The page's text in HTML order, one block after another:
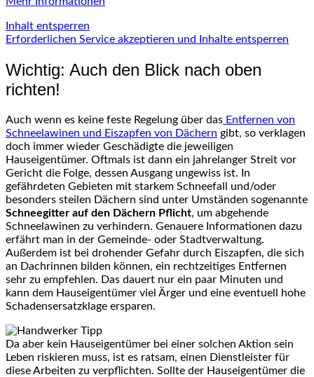
Inhalt entsperren
Erforderlichen Service akzeptieren und Inhalte entsperren
Wichtig: Auch den Blick nach oben
richten!
Auch wenn es keine feste Regelung über das Entfernen von
Schneelawinen und Eiszapfen von Dächern gibt, so verklagen
doch immer wieder Geschädigte die jeweiligen
Hauseigentümer. Oftmals ist dann ein jahrelanger Streit vor
Gericht die Folge, dessen Ausgang ungewiss ist. In
gefährdeten Gebieten mit starkem Schneefall und/oder
besonders steilen Dächern sind unter Umständen sogenannte
Schneegitter auf den Dächern Pflicht, um abgehende
Schneelawinen zu verhindern. Genauere Informationen dazu
erfährt man in der Gemeinde- oder Stadtverwaltung.
Außerdem ist bei drohender Gefahr durch Eiszapfen, die sich
an Dachrinnen bilden können, ein rechtzeitiges Entfernen
sehr zu empfehlen. Das dauert nur ein paar Minuten und
kann dem Hauseigentümer viel Ärger und eine eventuell hohe
Schadensersatzklage ersparen.
Da aber kein Hauseigentümer bei einer solchen Aktion sein
Leben riskieren muss, ist es ratsam, einen Dienstleister für
diese Arbeiten zu verpflichten. Sollte der Hauseigentümer die